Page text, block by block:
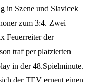
in Szene und Slavicek
zum 3:4. Zwei
Feuerreiter der
traf per platzierten
in der 48.Spielminute.
der TEV erneut einen